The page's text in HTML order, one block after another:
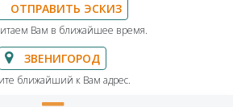
ОТПРАВИТЬ ЭСКИЗ
Вам в ближайшее время.
ЗВЕНИГОРОД
ближайший к Вам адрес.